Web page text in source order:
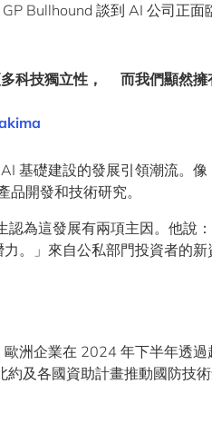
Bullhound 談到 AI 公司正面
科技獨立性 ， 而我們顯然
基礎建設的發展引領潮流。
開發和技術研究。
認為這發展有兩項主因。他說
。」來自公私部門投資者的
洲企業在 2024 年下半年透
及各國資助計畫推動國防技